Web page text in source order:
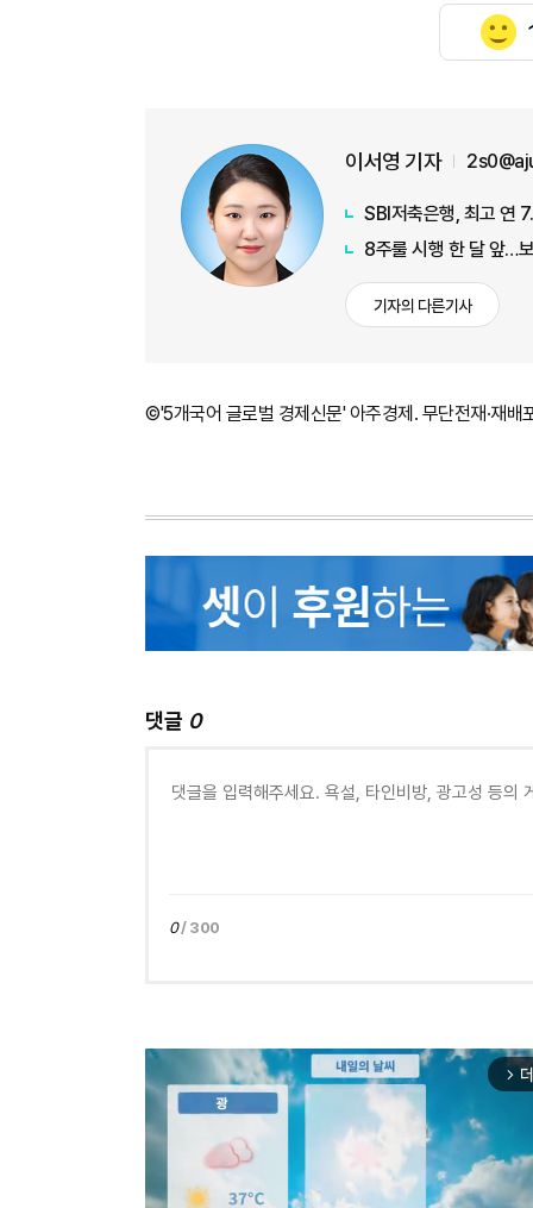
이서영 기자
SBI저축은행, 최고 연
8주룰 시행 한 달 앞…
기자의 다른기사
©'5개국어 글로벌 경제신문' 아주경제. 무단전재·재배
댓글 0
0/ 300
arrow_forward_ios